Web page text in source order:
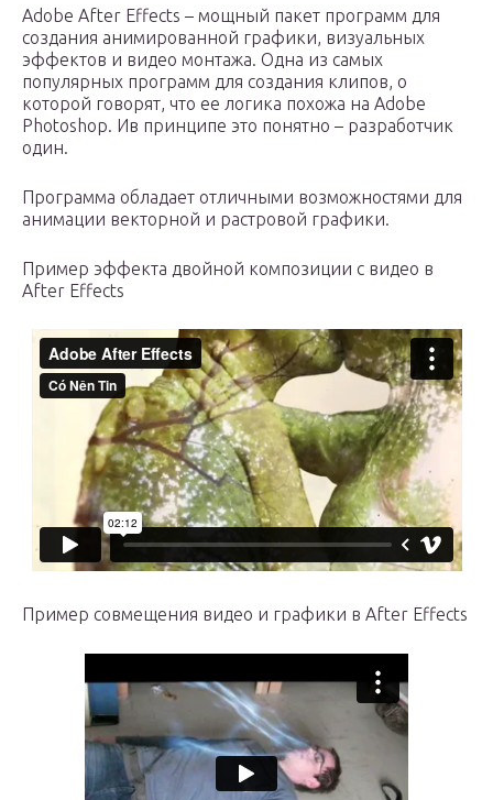
Adobe After Effects – мощный пакет программ для
создания анимированной графики, визуальных
эффектов и видео монтажа. Одна из самых
популярных программ для создания клипов, о
которой говорят, что ее логика похожа на Adobe
Photoshop. Ив принципе это понятно – разработчик
один.
Программа обладает отличными возможностями для
анимации векторной и растровой графики.
Пример эффекта двойной композиции с видео в
After Effects
Пример совмещения видео и графики в After Effects